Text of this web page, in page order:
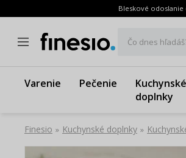
Bleskové
Čo dnes
Varenie Pečenie
Kuchynské
doplnky
Finesio » Kuchynské doplnky »